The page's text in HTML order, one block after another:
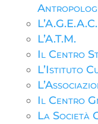
L’A.G.E.A.C.
L’A.T.M.
Il Centro
L’Istituto
Il Centro
La Società